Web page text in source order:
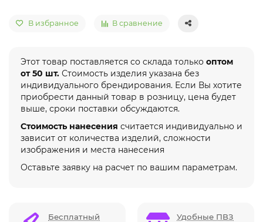
В избранное В сравнение
Этот товар поставляется со склада только оптом
от 50 шт. Стоимость изделия указана без
индивидуального брендирования. Если Вы хотите
приобрести данный товар в розницу, цена будет
выше, сроки поставки обсуждаются.
Стоимость нанесения считается индивидуально и
зависит от количества изделий, сложности
изображения и места нанесения
Оставьте заявку на расчет по вашим параметрам.
Бесплатный
Удобные ПВЗ